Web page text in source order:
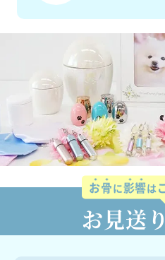
お骨に影響は
お見送